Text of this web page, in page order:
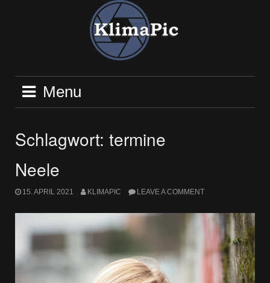
Menu
Schlagwort: termine
Neele
15. APRIL 2021 KLIMAPIC LEAVE A COMMENT